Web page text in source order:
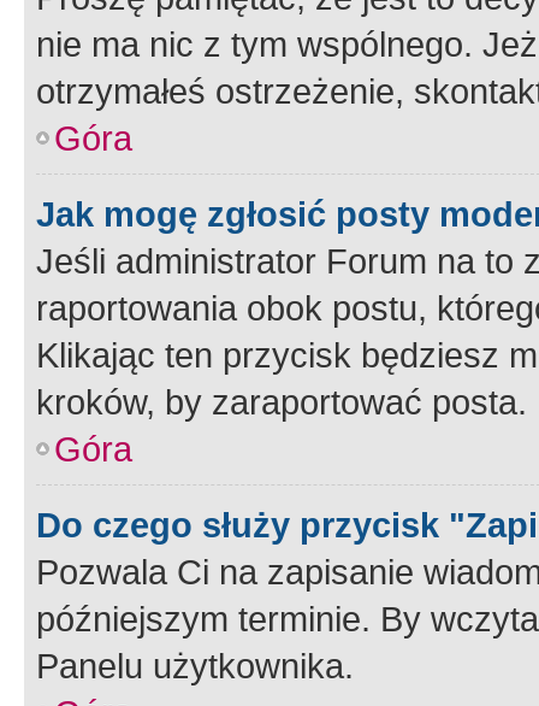
nie ma nic z tym wspólnego.
otrzymałeś ostrzeżenie,
Góra
Jak mogę zgłosić posty
Jeśli administrator Forum na to
raportowania obok postu,
Klikając ten przycisk będziesz
kroków, by zaraportować posta.
Góra
Do czego służy przycisk
Pozwala Ci na zapisanie
późniejszym terminie. By
Panelu użytkownika.